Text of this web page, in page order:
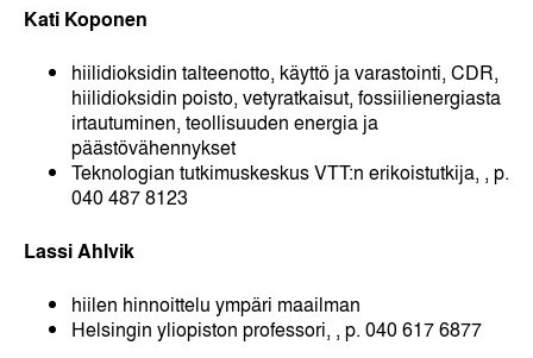
Kati Koponen
hiilidioksidin talteenotto, käyttö ja varastointi, CDR,
hiilidioksidin poisto, vetyratkaisut, fossiilienergiasta
irtautuminen, teollisuuden energia ja
päästövähennykset
Teknologian tutkimuskeskus VTT:n erikoistutkija, , p.
040 487 8123
Lassi Ahlvik
hiilen hinnoittelu ympäri maailman
Helsingin yliopiston professori, , p. 040 617 6877